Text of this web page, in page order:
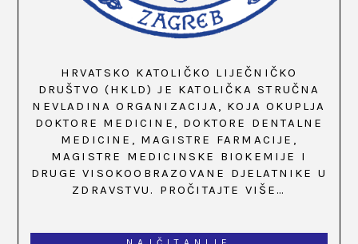
HRVATSKO KATOLIČKO LIJEČNIČKO
DRUŠTVO (HKLD) JE KATOLIČKA STRUČNA
NEVLADINA ORGANIZACIJA, KOJA OKUPLJA
DOKTORE MEDICINE, DOKTORE DENTALNE
MEDICINE, MAGISTRE FARMACIJE,
MAGISTRE MEDICINSKE BIOKEMIJE I
DRUGE VISOKOOBRAZOVANE DJELATNIKE U
ZDRAVSTVU. PROČITAJTE VIŠE…